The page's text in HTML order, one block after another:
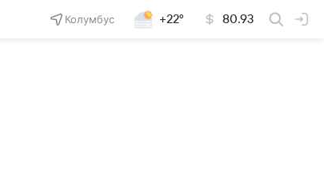
Колумбус +22° 80.93